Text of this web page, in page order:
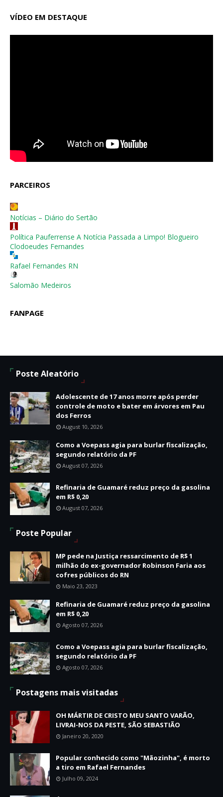
VÍDEO EM DESTAQUE
PARCEIROS
Notícias – Diário do Sertão
Política Pauferrense A Notícia Passada a Limpo! Blogueiro
Clodoeudes Fernandes
Rafael Fernandes RN
Salomão Medeiros
FANPAGE
Poste Aleatório
Adolescente de 17 anos morre após perder
controle de moto e bater em árvores em Pau
dos Ferros
August 10, 2026
Como a Voepass agia para burlar fiscalização,
segundo relatório da PF
August 07, 2026
Refinaria de Guamaré reduz preço da gasolina
em R$ 0,20
August 07, 2026
Poste Popular
MP pede na Justiça ressarcimento de R$ 1
milhão do ex-governador Robinson Faria aos
cofres públicos do RN
Maio 23, 2023
Refinaria de Guamaré reduz preço da gasolina
em R$ 0,20
Agosto 07, 2026
Como a Voepass agia para burlar fiscalização,
segundo relatório da PF
Agosto 07, 2026
Postagens mais visitadas
OH MÁRTIR DE CRISTO MEU SANTO VARÃO,
LIVRAI-NOS DA PESTE, SÃO SEBASTIÃO
Janeiro 20, 2020
Popular conhecido como "Mãozinha", é morto
a tiro em Rafael Fernandes
Julho 09, 2024